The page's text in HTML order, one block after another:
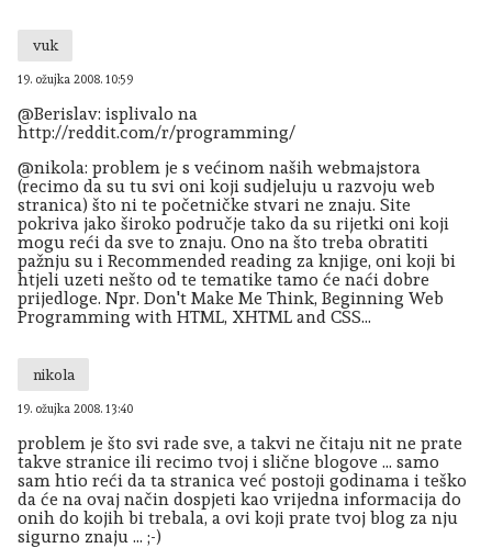
vuk
19. ožujka 2008. 10:59
@Berislav: isplivalo na
http://reddit.com/r/programming/
@nikola: problem je s većinom naših webmajstora
(recimo da su tu svi oni koji sudjeluju u razvoju web
stranica) što ni te početničke stvari ne znaju. Site
pokriva jako široko područje tako da su rijetki oni koji
mogu reći da sve to znaju. Ono na što treba obratiti
pažnju su i Recommended reading za knjige, oni koji bi
htjeli uzeti nešto od te tematike tamo će naći dobre
prijedloge. Npr. Don't Make Me Think, Beginning Web
Programming with HTML, XHTML and CSS...
nikola
19. ožujka 2008. 13:40
problem je što svi rade sve, a takvi ne čitaju nit ne prate
takve stranice ili recimo tvoj i slične blogove ... samo
sam htio reći da ta stranica već postoji godinama i teško
da će na ovaj način dospjeti kao vrijedna informacija do
onih do kojih bi trebala, a ovi koji prate tvoj blog za nju
sigurno znaju ... ;-)